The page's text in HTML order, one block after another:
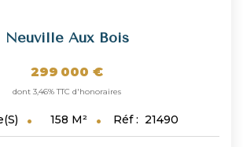
Neuville Aux Bois
299 000 €
dont 3,46% TTC d'honoraires
158 M² Réf : 21490